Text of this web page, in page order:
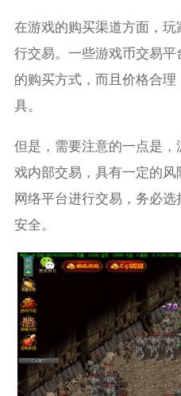
在游戏的购买渠道方面，
行交易。一些游戏币交易
的购买方式，而且价格合
具。
但是，需要注意的一点是
戏内部交易，具有一定的
网络平台进行交易，务必
安全。